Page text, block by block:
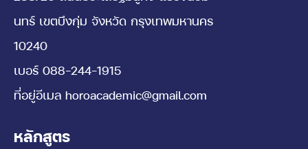
นทร์ เขตบึงกุ่ม จังหวัด กรุงเทพมหานคร
10240
เบอร์ 088-244-1915
ที่อยู่อีเมล horoacademic@gmail.com
หลักสูตร